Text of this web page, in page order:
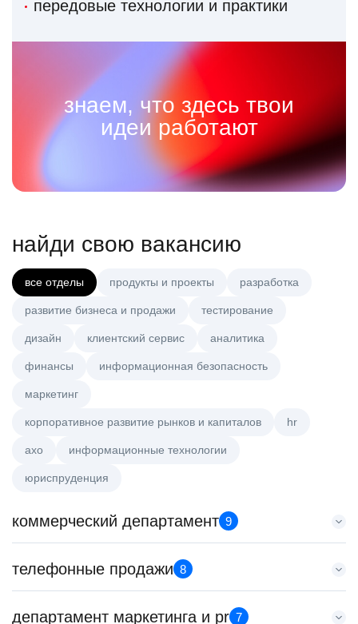
передовые технологии и практики
знаем, что здесь твои
идеи работают
найди свою вакансию
все отделы продукты и проекты разработка
развитие бизнеса и продажи тестирование
дизайн клиентский сервис аналитика
финансы информационная безопасность
маркетинг
корпоративное развитие рынков и капиталов hr
axo информационные технологии
юриспруденция
коммерческий департамент 9
Тренер по развитию компетенций продаж
HeadHunter::Коммерческий департамент
з/п не указана
телефонные продажи 8
Менеджер по продажам в сегменте малого и среднего
департамент маркетинга и pr 7